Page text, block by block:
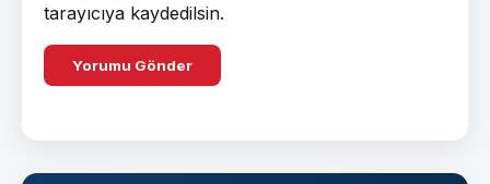
tarayıcıya kaydedilsin.